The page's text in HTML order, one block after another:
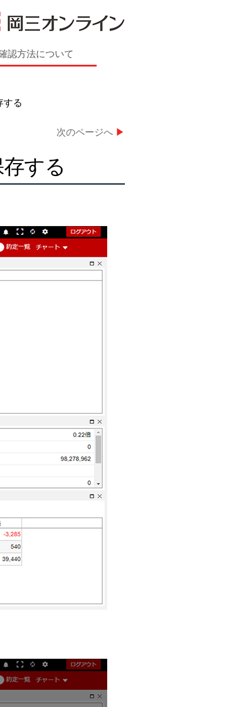
認方法について
する
次のページへ ▶
する